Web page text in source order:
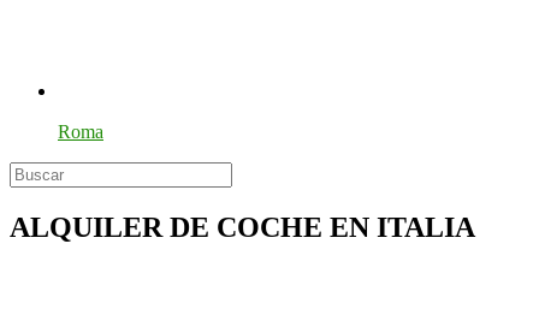
Roma
ALQUILER DE COCHE EN ITALIA